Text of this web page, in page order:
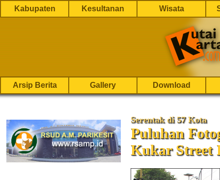
Kabupaten Kesultanan Wisata
Arsip Berita Gallery Download
Serentak di 57 Kota
Puluhan
Kukar Street